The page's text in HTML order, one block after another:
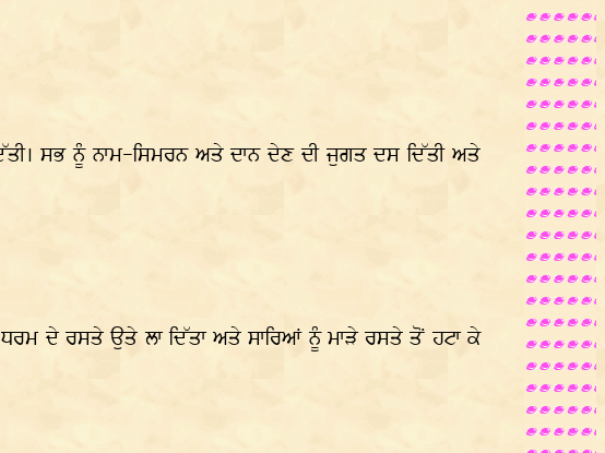
ਸਭ ਨੂੰ ਨਾਮ-ਸਿਮਰਨ ਅਤੇ ਦਾਨ ਦੇਣ ਦੀ ਜੁਗਤ ਦਸ ਦਿੱਤੀ ਅਤੇ
ਦੇ ਰਸਤੇ ਉਤੇ ਲਾ ਦਿੱਤਾ ਅਤੇ ਸਾਰਿਆਂ ਨੂੰ ਮਾੜੇ ਰਸਤੇ ਤੋਂ ਹਟਾ ਕੇ